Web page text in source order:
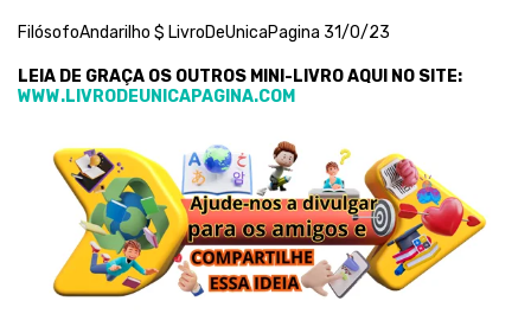
FilósofoAndarilho $ LivroDeUnicaPagina 31/0/23
LEIA DE GRAÇA OS OUTROS MINI-LIVRO AQUI NO SITE:
WWW.LIVRODEUNICAPAGINA.COM